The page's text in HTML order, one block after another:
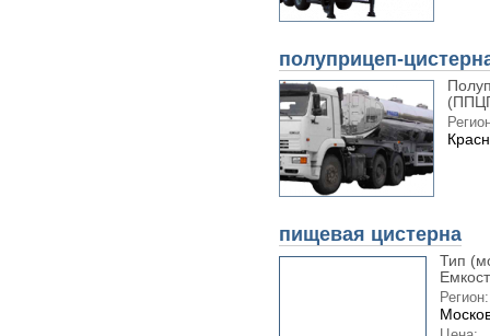
полуприцеп-
пищевая цистерна
Тип
Регион: